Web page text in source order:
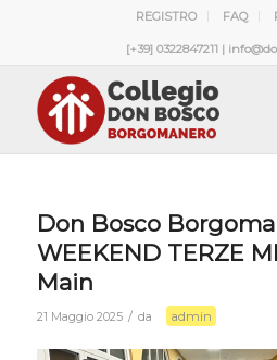
REGISTRO FAQ
[+39] 0322847211 |
Don Bosco
WEEKEND TERZE
Main
21 Maggio 2025 / da admin